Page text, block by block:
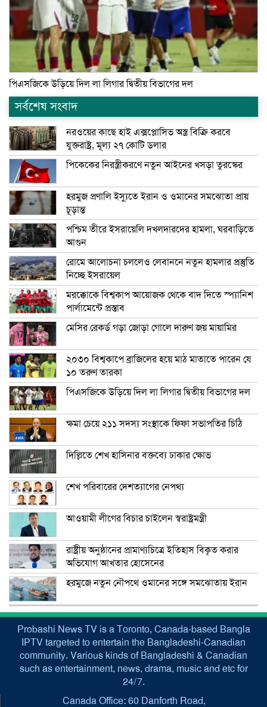
পিএসজিকে উড়িয়ে দিল লা লিগার দ্বিতীয় বিভাগের দল
সর্বশেষ সংবাদ
নরওয়ের কাছে হাই এক্সপ্লোসিভ অস্ত্র বিক্রি করবে
যুক্তরাষ্ট্র, মূল্য ২৭ কোটি ডলার
পিকেকের নিরস্ত্রীকরণে নতুন আইনের খসড়া তুরস্কের
হরমুজ প্রণালি ইস্যুতে ইরান ও ওমানের সমঝোতা প্রায়
চূড়ান্ত
পশ্চিম তীরে ইসরায়েলি দখলদারদের হামলা, ঘরবাড়িতে
আগুন
রোমে আলোচনা চললেও লেবাননে নতুন হামলার প্রস্তুতি
নিচ্ছে ইসরায়েল
মরক্কোকে বিশ্বকাপ আয়োজক থেকে বাদ দিতে স্প্যানিশ
পার্লামেন্টে প্রস্তাব
মেসির রেকর্ড গড়া জোড়া গোলে দারুণ জয় মায়ামির
২০৩০ বিশ্বকাপে ব্রাজিলের হয়ে মাঠ মাতাতে পারেন যে
১০ তরুণ তারকা
পিএসজিকে উড়িয়ে দিল লা লিগার দ্বিতীয় বিভাগের দল
ক্ষমা চেয়ে ২১১ সদস্য সংস্থাকে ফিফা সভাপতির চিঠি
দিল্লিতে শেখ হাসিনার বক্তব্যে ঢাকার ক্ষোভ
শেখ পরিবারের দেশত্যাগের নেপথ্য
আওয়ামী লীগের বিচার চাইলেন স্বরাষ্ট্রমন্ত্রী
রাষ্ট্রীয় অনুষ্ঠানের প্রামাণ্যচিত্রে ইতিহাস বিকৃত করার
অভিযোগ আখতার হোসেনের
হরমুজে নতুন নৌপথে ওমানের সঙ্গে সমঝোতায় ইরান
Probashi News TV is a Toronto, Canada-based Bangla
IPTV targeted to entertain the Bangladeshi-Canadian
community. Various kinds of Bangladeshi & Canadian
such as entertainment, news, drama, music and etc for
24/7.
Canada Office: 60 Danforth Road,